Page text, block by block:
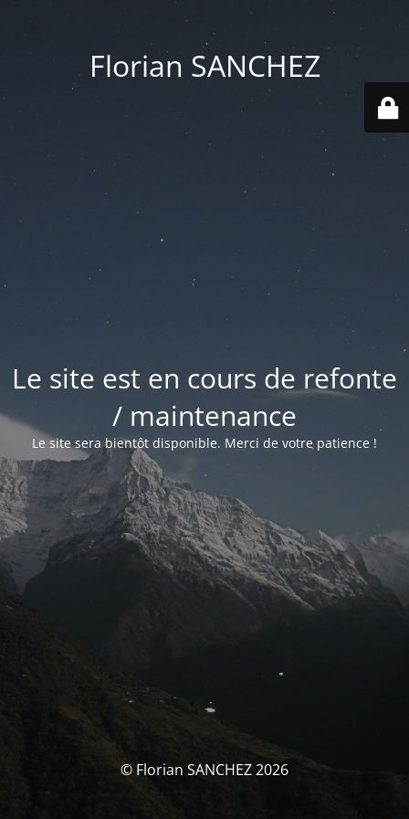
Florian SANCHEZ
Le site est en cours de refonte
/ maintenance
Le site sera bientôt disponible. Merci de votre patience !
© Florian SANCHEZ 2026